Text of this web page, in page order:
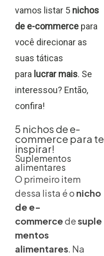
vamos listar 5 nichos
de e-commerce para
você direcionar as
suas táticas
para lucrar mais. Se
interessou? Então,
confira!
5 nichos de e-
commerce para te
inspirar!
Suplementos
alimentares
O primeiro item
dessa lista é o nicho
de e-
commercedesuple
mentos
alimentares . Na